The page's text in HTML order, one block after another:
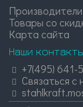
Производители
Товары со
Карта сайта
Наши
+7(495) 641-
Связаться с